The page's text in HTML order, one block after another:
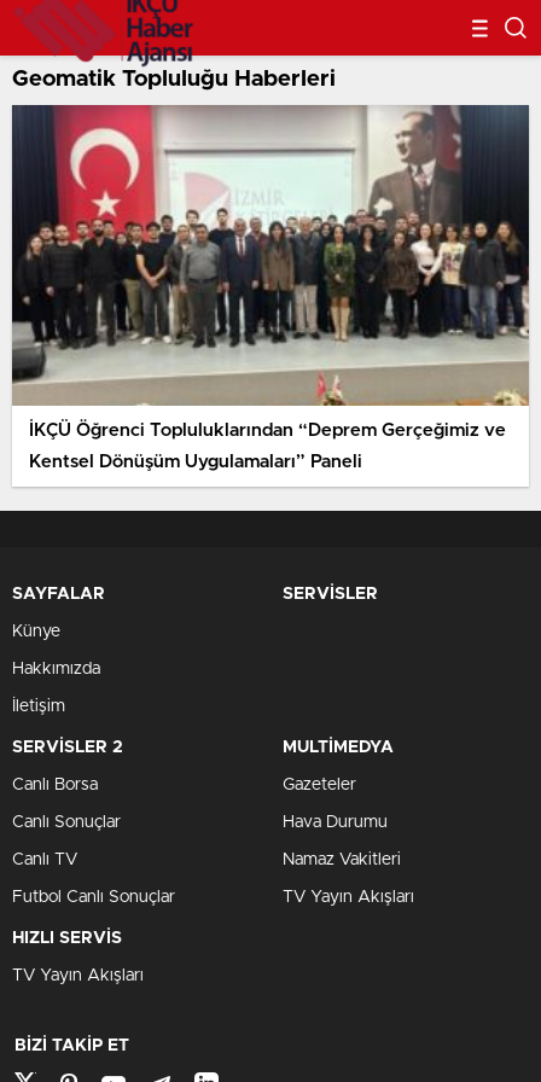
Geomatik Topluluğu Haberleri
İKÇÜ Öğrenci Topluluklarından “Deprem Gerçeğimiz ve
Kentsel Dönüşüm Uygulamaları” Paneli
SAYFALAR
Künye
Hakkımızda
İletişim
SERVİSLER
SERVİSLER 2
Canlı Borsa
Canlı Sonuçlar
Canlı TV
Futbol Canlı Sonuçlar
MULTİMEDYA
Gazeteler
Hava Durumu
Namaz Vakitleri
TV Yayın Akışları
HIZLI SERVİS
TV Yayın Akışları
BİZİ TAKİP ET